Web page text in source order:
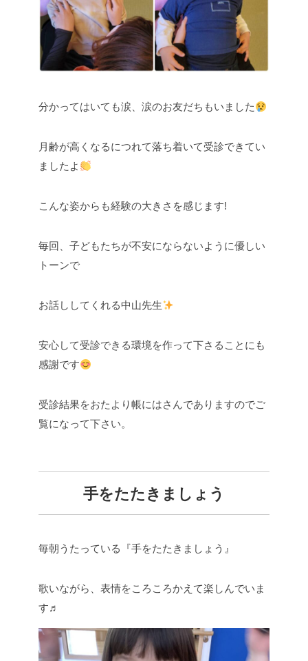
分かってはいても涙、涙のお友だちもいました
月齢が高くなるにつれて落ち着いて受診できてい
ましたよ
こんな姿からも経験の大きさを感じます!
毎回、子どもたちが不安にならないように優しい
トーンで
お話ししてくれる中山先生
安心して受診できる環境を作って下さることにも
感謝です
受診結果をおたより帳にはさんでありますのでご
覧になって下さい。
手をたたきましょう
毎朝うたっている『手をたたきましょう』
歌いながら、表情をころころかえて楽しんでいま
す♬